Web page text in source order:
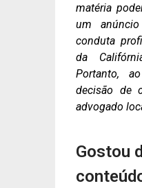
matéria
um
conduta
da
Portanto,
decisão de
advogado
Gostou